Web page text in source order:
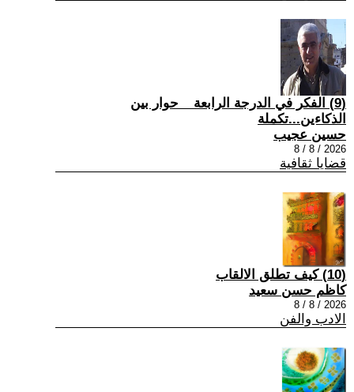
(9) الفكر في الدرجة الرابعة _ حوار بين
الذكاءين...تكملة
حسين عجيب
2026 / 8 / 8
قضايا ثقافية
(10) كيف تطلق الالقاب
كاظم حسن سعيد
2026 / 8 / 8
الادب والفن